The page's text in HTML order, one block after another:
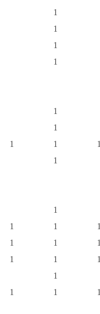
1
1
1
1
1
1
1 1
1
1
1 1
1 1
1 1
1
1 1